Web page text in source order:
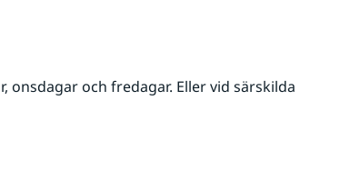
onsdagar och fredagar. Eller vid särskilda